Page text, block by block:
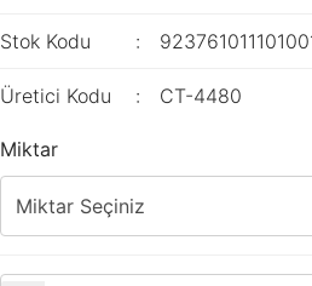
Stok Kodu
Üretici Kodu CT-4480
Miktar